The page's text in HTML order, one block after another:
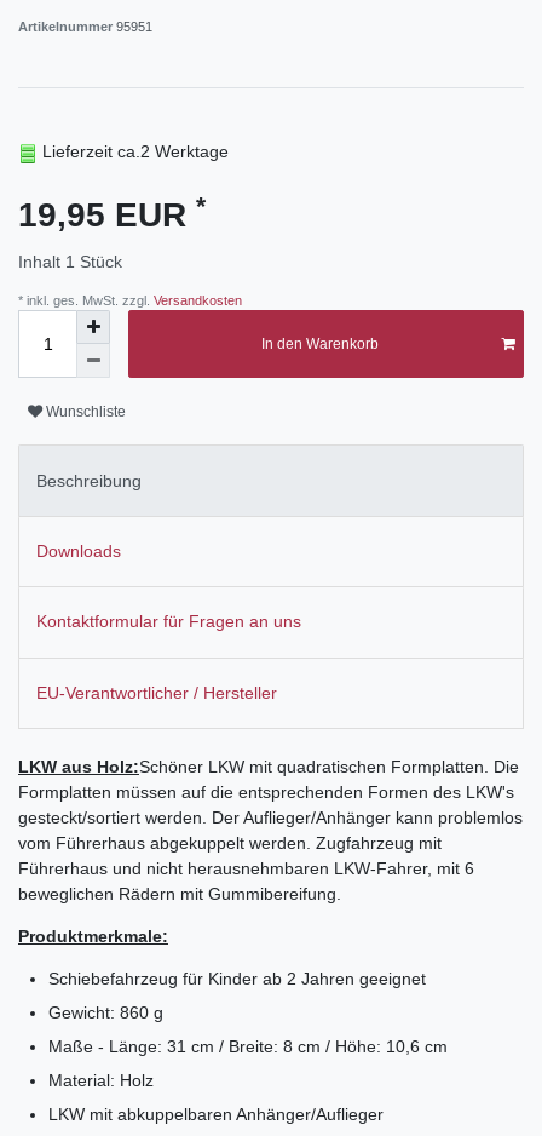
Artikelnummer 95951
Lieferzeit ca.2 Werktage
19,95 EUR *
Inhalt 1 Stück
* inkl. ges. MwSt. zzgl. Versandkosten
In den Warenkorb
Wunschliste
Beschreibung
Downloads
Kontaktformular für Fragen an uns
EU-Verantwortlicher / Hersteller
LKW aus Holz:Schöner LKW mit quadratischen Formplatten. Die
Formplatten müssen auf die entsprechenden Formen des LKW's
gesteckt/sortiert werden. Der Auflieger/Anhänger kann problemlos
vom Führerhaus abgekuppelt werden. Zugfahrzeug mit
Führerhaus und nicht herausnehmbaren LKW-Fahrer, mit 6
beweglichen Rädern mit Gummibereifung.
Produktmerkmale:
Schiebefahrzeug für Kinder ab 2 Jahren geeignet
Gewicht: 860 g
Maße - Länge: 31 cm / Breite: 8 cm / Höhe: 10,6 cm
Material: Holz
LKW mit abkuppelbaren Anhänger/Auflieger